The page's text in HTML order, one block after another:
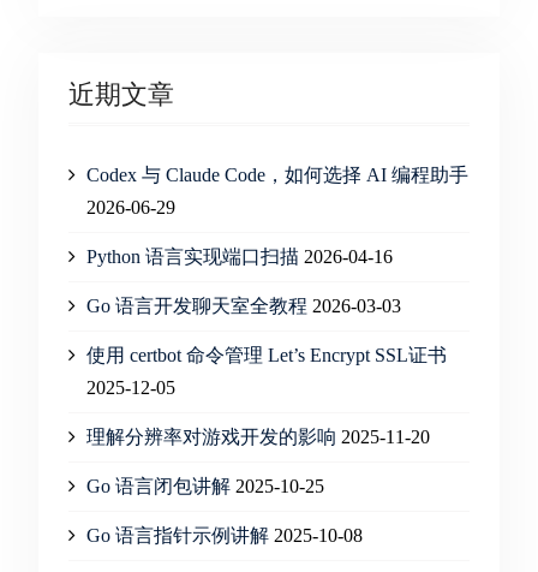
近期文章
Codex 与 Claude Code，如何选择 AI 编程助手
2026-06-29
Python 语言实现端口扫描 2026-04-16
Go 语言开发聊天室全教程 2026-03-03
使用 certbot 命令管理 Let’s Encrypt SSL证书
2025-12-05
理解分辨率对游戏开发的影响 2025-11-20
Go 语言闭包讲解 2025-10-25
Go 语言指针示例讲解 2025-10-08